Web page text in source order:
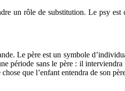
un rôle de substitution. Le psy
Le père est un symbole
période sans le père : il
que l’enfant entendra de son père,